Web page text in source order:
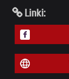
Linki: